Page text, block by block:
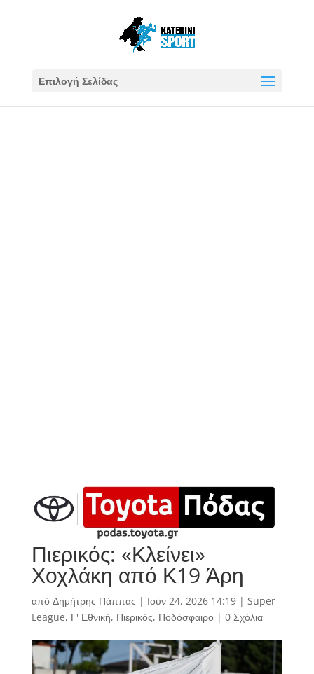
Επιλογή Σελίδας
Πιερικός: «Κλείνει»
Χοχλάκη από Κ19 Άρη
από Δημήτρης Πάππας | Ιούν 24, 2026 14:19| Super
League, Γ' Εθνική, Πιερικός, Ποδόσφαιρο| 0 Σχόλια